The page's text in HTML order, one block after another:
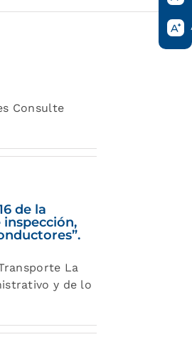
Consulte
de la
La
y de lo